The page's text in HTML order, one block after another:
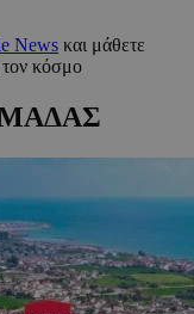
News και μάθετε
τον κόσμο